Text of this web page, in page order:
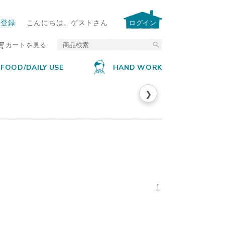
録 こんにちは、ゲストさん ログイン
カートを見る
FOOD/DAILY USE HAND WORK
❯
1